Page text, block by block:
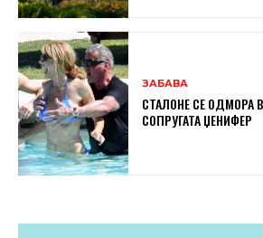
ЗАБАВА
СТАЛОНЕ СЕ ОДМОРА
СОПРУГАТА ЏЕНИФЕР